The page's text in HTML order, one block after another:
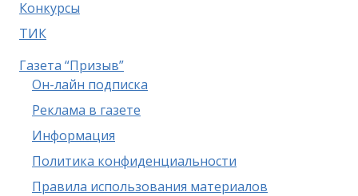
Конкурсы
ТИК
Газета “Призыв”
Он-лайн подписка
Реклама в газете
Информация
Политика конфиденциальности
Правила использования материалов